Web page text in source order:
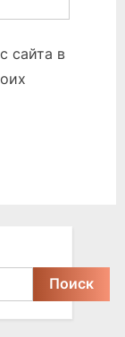
сайта в
Поиск